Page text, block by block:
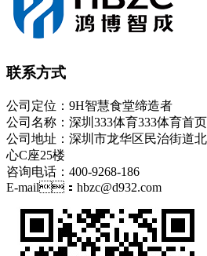
联系方式
公司定位：9H智慧食堂缔造者
公司名称：深圳333体育333体育首
公司地址：深圳市龙华区民治街
心C座25楼
咨询电话：400-9268-186
E-mail：hbzc@d932.com